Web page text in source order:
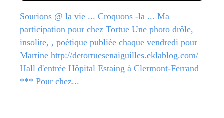
Sourions @ la vie ... Croquons -la ... Ma
participation pour chez Tortue Une photo drôle,
insolite, , poétique publiée chaque vendredi pour
Martine http://detortuesenaiguilles.eklablog.com/
Hall d'entrée Hôpital Estaing à Clermont-Ferrand
*** Pour chez...